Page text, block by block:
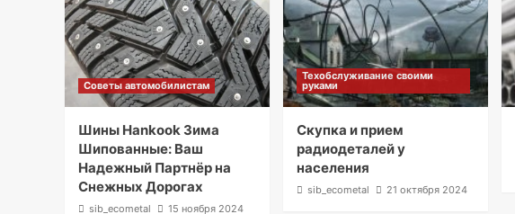
Советы автомобилистам
Шины Hankook Зима
Шипованные: Ваш
Надежный Партнёр на
Снежных Дорогах
sib_ecometal 15 ноября 2024
Техобслуживание своими
руками
Скупка и прием
радиодеталей у
населения
sib_ecometal 21 октября 2024